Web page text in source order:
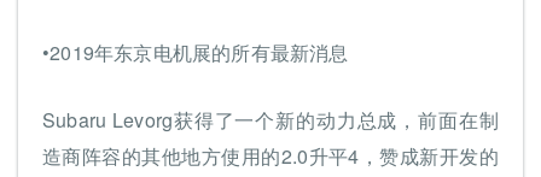
•2019年东京电机展的所有最新消息
Subaru Levorg获得了一个新的动力总成，前面在制
造商阵容的其他地方使用的2.0升平4，赞成新开发的